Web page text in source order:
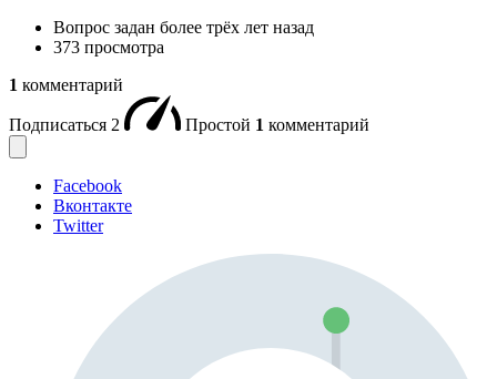
Вопрос задан более трёх лет назад
373 просмотра
1 комментарий
Подписаться 2 Простой 1 комментарий
Facebook
Вконтакте
Twitter